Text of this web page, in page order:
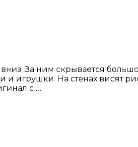
За ним скрывается
игрушки. На стенах висят
с …